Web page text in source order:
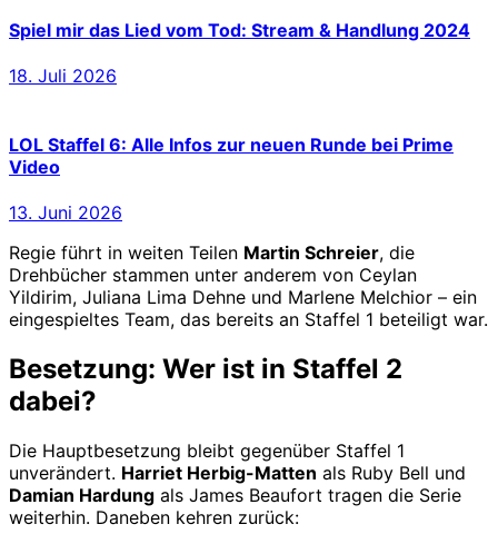
Spiel mir das Lied vom Tod: Stream & Handlung 2024
18. Juli 2026
LOL Staffel 6: Alle Infos zur neuen Runde bei Prime
Video
13. Juni 2026
Regie führt in weiten Teilen Martin Schreier, die
Drehbücher stammen unter anderem von Ceylan
Yildirim, Juliana Lima Dehne und Marlene Melchior – ein
eingespieltes Team, das bereits an Staffel 1 beteiligt war.
Besetzung: Wer ist in Staffel 2
dabei?
Die Hauptbesetzung bleibt gegenüber Staffel 1
unverändert. Harriet Herbig-Matten als Ruby Bell und
Damian Hardung als James Beaufort tragen die Serie
weiterhin. Daneben kehren zurück: